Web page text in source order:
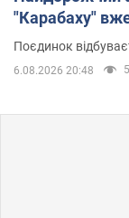
"Карабаху"
Поєдинок
6.08.2026 20:48